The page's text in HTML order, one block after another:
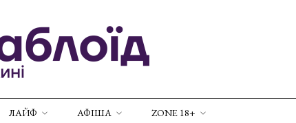
ЛАЙФ АФІША ZONE 18+